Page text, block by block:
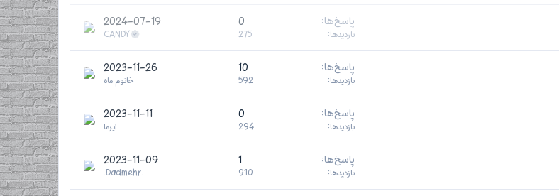
ت
پاسخ‌ها 0
بازدیدها 275
2024-07-19
CANDY
پاسخ‌ها 10
بازدیدها 592
2023-11-26
خانوم ماه
پاسخ‌ها 0
بازدیدها 294
2023-11-11
ایرما
پاسخ‌ها 1
بازدیدها 910
2023-11-09
.Dadmehr.